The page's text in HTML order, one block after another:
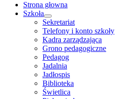
Strona głowna
Szkoła
Show
sub
menu
Sekretariat
Telefony i konto szkoły
Kadra zarządzająca
Grono pedagogiczne
Pedagog
Jadalnia
Jadłospis
Biblioteka
Świetlica